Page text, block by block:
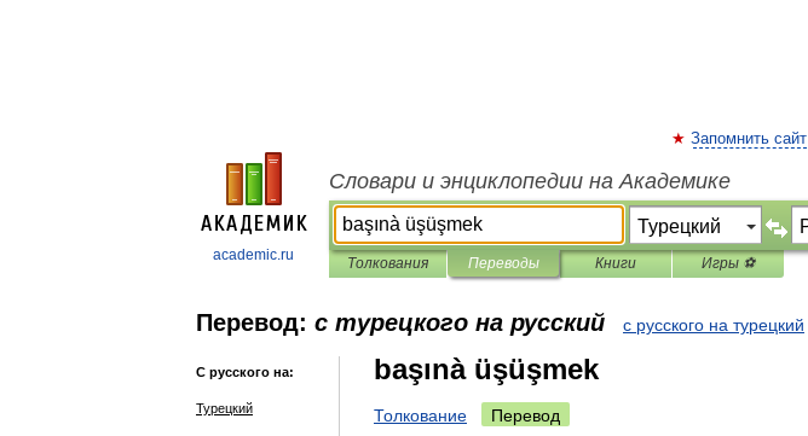
academic.ru
Запомнить сайт
Словари и энциклопедии на Академике
Толкования Переводы Книги Игры ⚽
Перевод: с турецкого на русский с русского на турецкий
С русского на:
Турецкий
başınà üşüşmek
Толкование Перевод